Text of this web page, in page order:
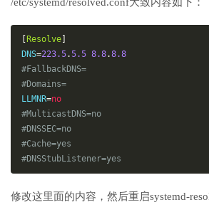
Resolve
DNS=223.5.5.5 8.8.8.8
#FallbackDNS=
#Domains=
LLMNR=no
#MulticastDNS=no
#DNSSEC=no
#Cache=yes
#DNSStubListener=yes
修改这里面的内容，然后重启systemd-